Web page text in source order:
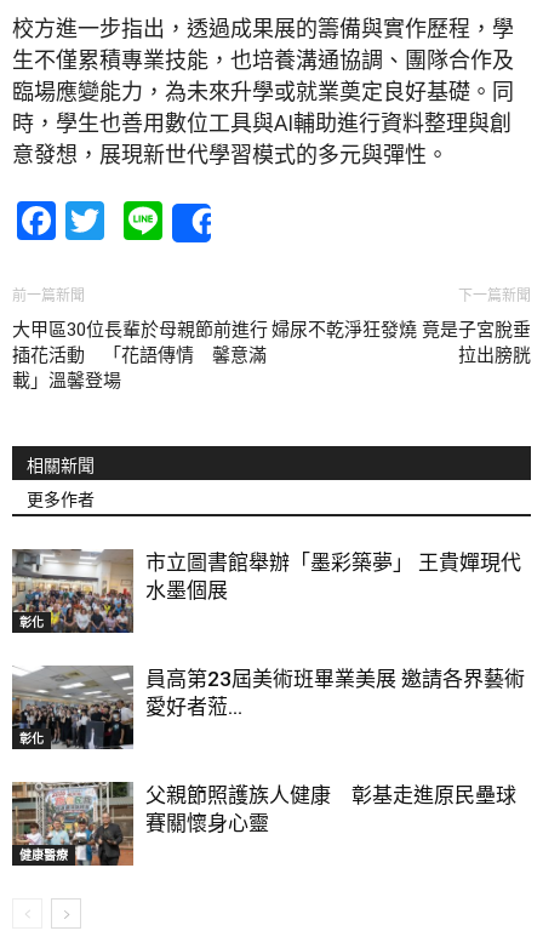
校方進一步指出，透過成果展的籌備與實作歷程，學
生不僅累積專業技能，也培養溝通協調、團隊合作及
臨場應變能力，為未來升學或就業奠定良好基礎。同
時，學生也善用數位工具與AI輔助進行資料整理與創
意發想，展現新世代學習模式的多元與彈性。
Facebook
Twitter
Line
前一篇新聞
大甲區30位長輩於母親節前進行
插花活動 「花語傳情 馨意滿
載」溫馨登場
下一篇新聞
婦尿不乾淨狂發燒 竟是子宮脫垂
拉出膀胱
相關新聞
更多作者
彰化
市立圖書館舉辦「墨彩築夢」 王貴嬋現代
水墨個展
彰化
員高第23屆美術班畢業美展 邀請各界藝術
愛好者蒞...
健康醫療
父親節照護族人健康 彰基走進原民壘球
賽關懷身心靈